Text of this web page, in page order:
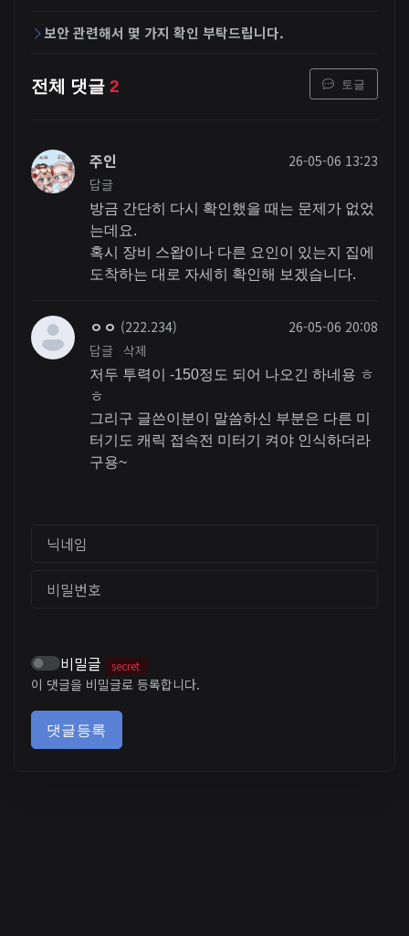
보안 관련해서 몇 가지 확인 부탁드립니다.
전체 댓글 2 토글
주인
26-05-06 13:23
답글
방금 간단히 다시 확인했을 때는 문제가 없었
는데요.
혹시 장비 스왑이나 다른 요인이 있는지 집에
도착하는 대로 자세히 확인해 보겠습니다.
ㅇㅇ (222.234)
26-05-06 20:08
답글 삭제
저두 투력이 -150정도 되어 나오긴 하네용 ㅎ
ㅎ
그리구 글쓴이분이 말씀하신 부분은 다른 미
터기도 캐릭 접속전 미터기 켜야 인식하더라
구용~
닉네임
비밀번호
비밀글 secret
이 댓글을 비밀글로 등록합니다.
댓글등록